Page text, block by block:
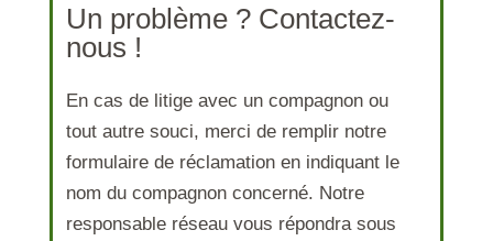
Un problème ? Contactez-
nous !
En cas de litige avec un compagnon ou
tout autre souci, merci de remplir notre
formulaire de réclamation en indiquant le
nom du compagnon concerné. Notre
responsable réseau vous répondra sous